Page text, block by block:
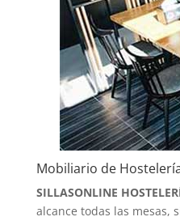
Mobiliario de
SILLASONLINE
alcance todas las mesas,